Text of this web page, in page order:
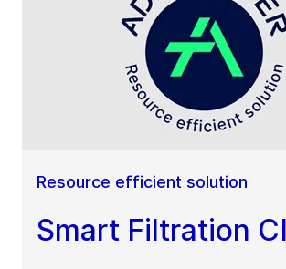
Resource efficient solution
Smart Filtration